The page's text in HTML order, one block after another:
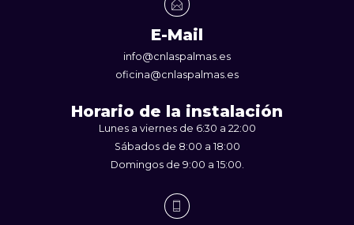
E-Mail
info@cnlaspalmas.es
oficina@cnlaspalmas.es
Horario de la instalación
Lunes a viernes de 6:30 a 22:00
Sábados de 8:00 a 18:00
Domingos de 9:00 a 15:00.